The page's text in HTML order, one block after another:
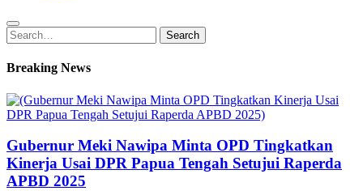
Search
for:
Search
Breaking News
Gubernur Meki Nawipa Minta OPD Tingkatkan
Kinerja Usai DPR Papua Tengah Setujui Raperda
APBD 2025